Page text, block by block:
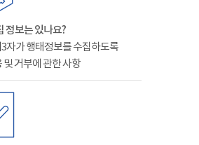
정보는 있나요?
자가 행태정보를 수집하도록
및 거부에 관한 사항